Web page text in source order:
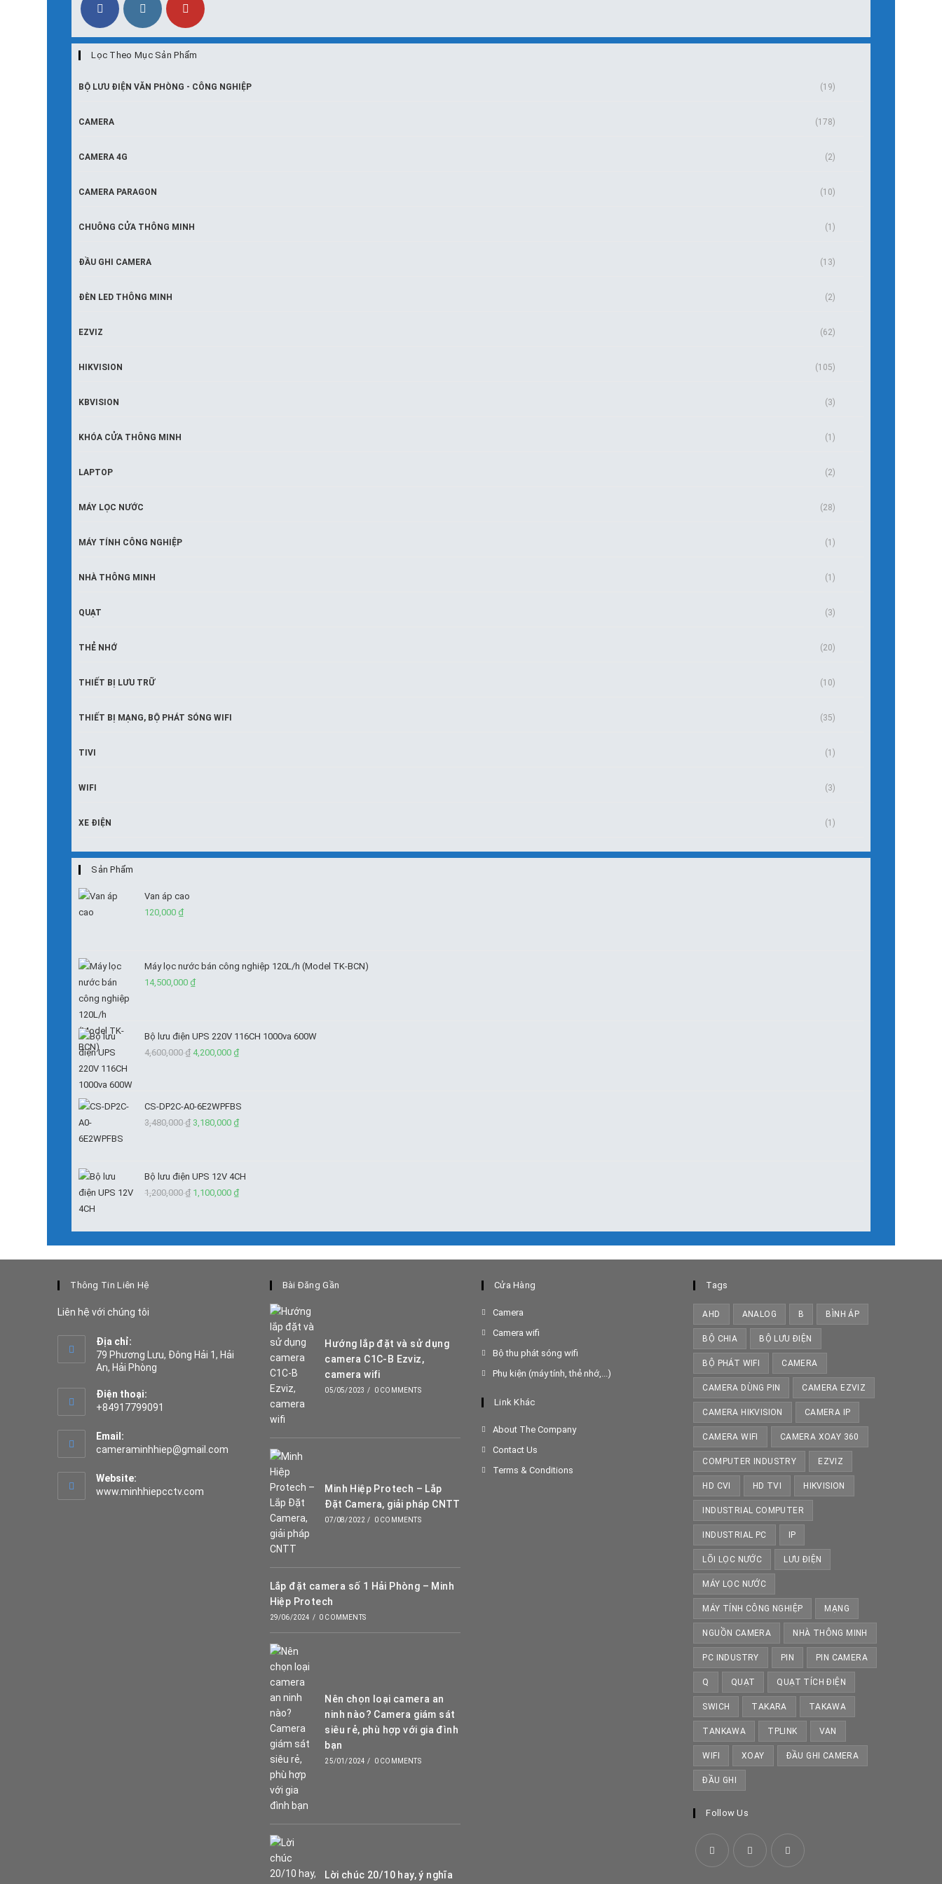
Lọc Theo Mục Sản Phẩm
BỘ LƯU ĐIỆN VĂN PHÒNG - CÔNG NGHIỆP (19)
CAMERA (178)
CAMERA 4G (2)
CAMERA PARAGON (10)
CHUÔNG CỬA THÔNG MINH (1)
ĐẦU GHI CAMERA (13)
ĐÈN LED THÔNG MINH (2)
EZVIZ (62)
HIKVISION (105)
KBVISION (3)
KHÓA CỬA THÔNG MINH (1)
LAPTOP (2)
MÁY LỌC NƯỚC (28)
MÁY TÍNH CÔNG NGHIỆP (1)
NHÀ THÔNG MINH (1)
QUẠT (3)
THẺ NHỚ (20)
THIẾT BỊ LƯU TRỮ (10)
THIẾT BỊ MẠNG, BỘ PHÁT SÓNG WIFI (35)
TIVI (1)
WIFI (3)
XE ĐIỆN (1)
Sản Phẩm
Van áp cao
120,000 ₫
Máy lọc nước bán công nghiệp 120L/h (Model TK-BCN)
14,500,000 ₫
Bộ lưu điện UPS 220V 116CH 1000va 600W
4,600,000₫ Giá
4,600,000 ₫.
4,200,000 ₫Giá
là:
4,200,000 ₫.
CS-DP2C-A0-6E2WPFBS
3,480,000₫ Giá
3,480,000 ₫.
3,180,000 ₫Giá
là:
3,180,000 ₫.
Bộ lưu điện UPS 12V 4CH
1,200,000₫ Giá
1,200,000 ₫.
1,100,000 ₫Giá
là:
1,100,000 ₫.
Thông Tin Liên Hệ
Liên hệ với chúng tôi
Địa chỉ:
79 Phương Lưu, Đông Hải 1, Hải
An, Hải Phòng
Điện thoại:
+84917799091
in
your
application
Email:
cameraminhhiep@gmail.com
application
Website:
www.minhhiepcctv.com
Bài Đăng Gần
Hướng lắp đặt và sử dụng
camera C1C-B Ezviz,
camera wifi
05/05/2023 / 0 COMMENTS
Minh Hiệp Protech – Lắp
Đặt Camera, giải pháp CNTT
07/08/2022 / 0 COMMENTS
Lắp đặt camera số 1 Hải Phòng – Minh
Hiệp Protech
29/06/2024 / 0 COMMENTS
Nên chọn loại camera an
ninh nào? Camera giám sát
siêu rẻ, phù hợp với gia đình
bạn
25/01/2024 / 0 COMMENTS
Lời chúc 20/10 hay, ý nghĩa
Cửa Hàng
CameraOpens
in
a
tab
Camera wifiOpens
in
a
Bộ thu phát sóng wifiOpens
in
Phụ kiện (máy tính, thẻ nhớ,...)Opens
Link Khác
About The Company
Contact Us
Terms & Conditions
Tags
AHD ANALOG B BÌNH ÁP
BỘ CHIA BỘ LƯU ĐIỆN
BỘ PHÁT WIFI CAMERA
CAMERA DÙNG PIN CAMERA EZVIZ
CAMERA HIKVISION CAMERA IP
CAMERA WIFI CAMERA XOAY 360
COMPUTER INDUSTRY EZVIZ
HD CVI HD TVI HIKVISION
INDUSTRIAL COMPUTER
INDUSTRIAL PC IP
LÕI LỌC NƯỚC LƯU ĐIỆN
MÁY LỌC NƯỚC
MÁY TÍNH CÔNG NGHIỆP MẠNG
NGUỒN CAMERA NHÀ THÔNG MINH
PC INDUSTRY PIN PIN CAMERA
Q QUẠT QUẠT TÍCH ĐIỆN
SWICH TAKARA TAKAWA
TANKAWA TPLINK VAN
WIFI XOAY ĐẦU GHI CAMERA
ĐẦU GHI
Follow Us